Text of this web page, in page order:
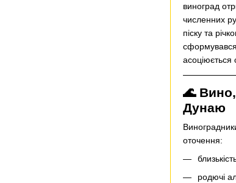
виноград
численних
піску та
асоціюється
🌊
Дунаю
оточення:
родючі